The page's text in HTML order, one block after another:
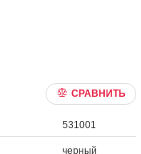
СРАВНИТЬ
531001
черный